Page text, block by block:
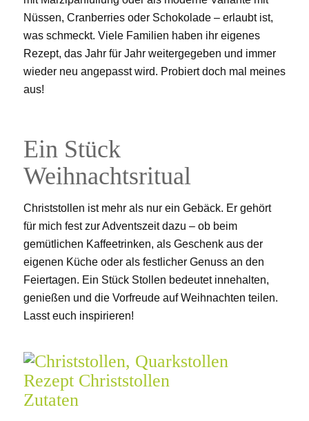
Nüssen, Cranberries oder Schokolade – erlaubt ist,
was schmeckt. Viele Familien haben ihr eigenes
Rezept, das Jahr für Jahr weitergegeben und immer
wieder neu angepasst wird. Probiert doch mal meines
aus!
Ein Stück
Weihnachtsritual
Christstollen ist mehr als nur ein Gebäck. Er gehört
für mich fest zur Adventszeit dazu – ob beim
gemütlichen Kaffeetrinken, als Geschenk aus der
eigenen Küche oder als festlicher Genuss an den
Feiertagen. Ein Stück Stollen bedeutet innehalten,
genießen und die Vorfreude auf Weihnachten teilen.
Lasst euch inspirieren!
Rezept Christstollen
Zutaten